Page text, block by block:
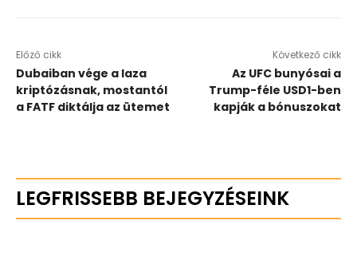
Előző cikk
Dubaiban vége a laza
kriptózásnak, mostantól
a FATF diktálja az ütemet
Következő cikk
Az UFC bunyósai a
Trump-féle USD1-ben
kapják a bónuszokat
LEGFRISSEBB BEJEGYZÉSEINK